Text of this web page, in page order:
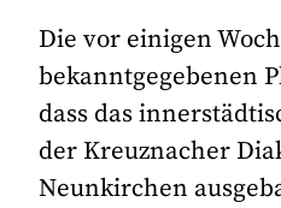
Die vor einigen
bekanntgegebenen
dass das
der Kreuznacher
Neunkirchen